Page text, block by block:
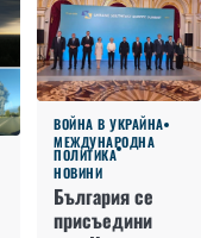
ВОЙНА В УКРАЙНА
МЕЖДУНАРОДНА
ПОЛИТИКА
НОВИНИ
България се
присъедини